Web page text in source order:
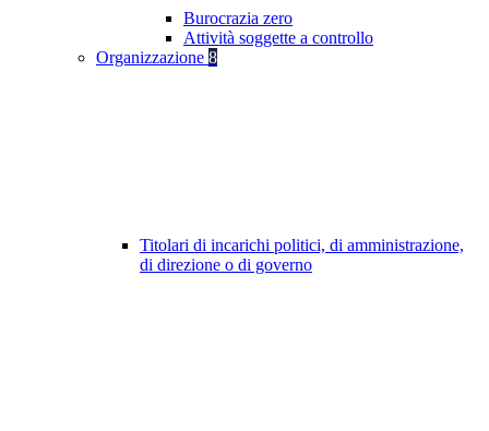
Burocrazia zero
Attività soggette a controllo
Organizzazione 8
Titolari di incarichi politici, di amministrazione,
di direzione o di governo